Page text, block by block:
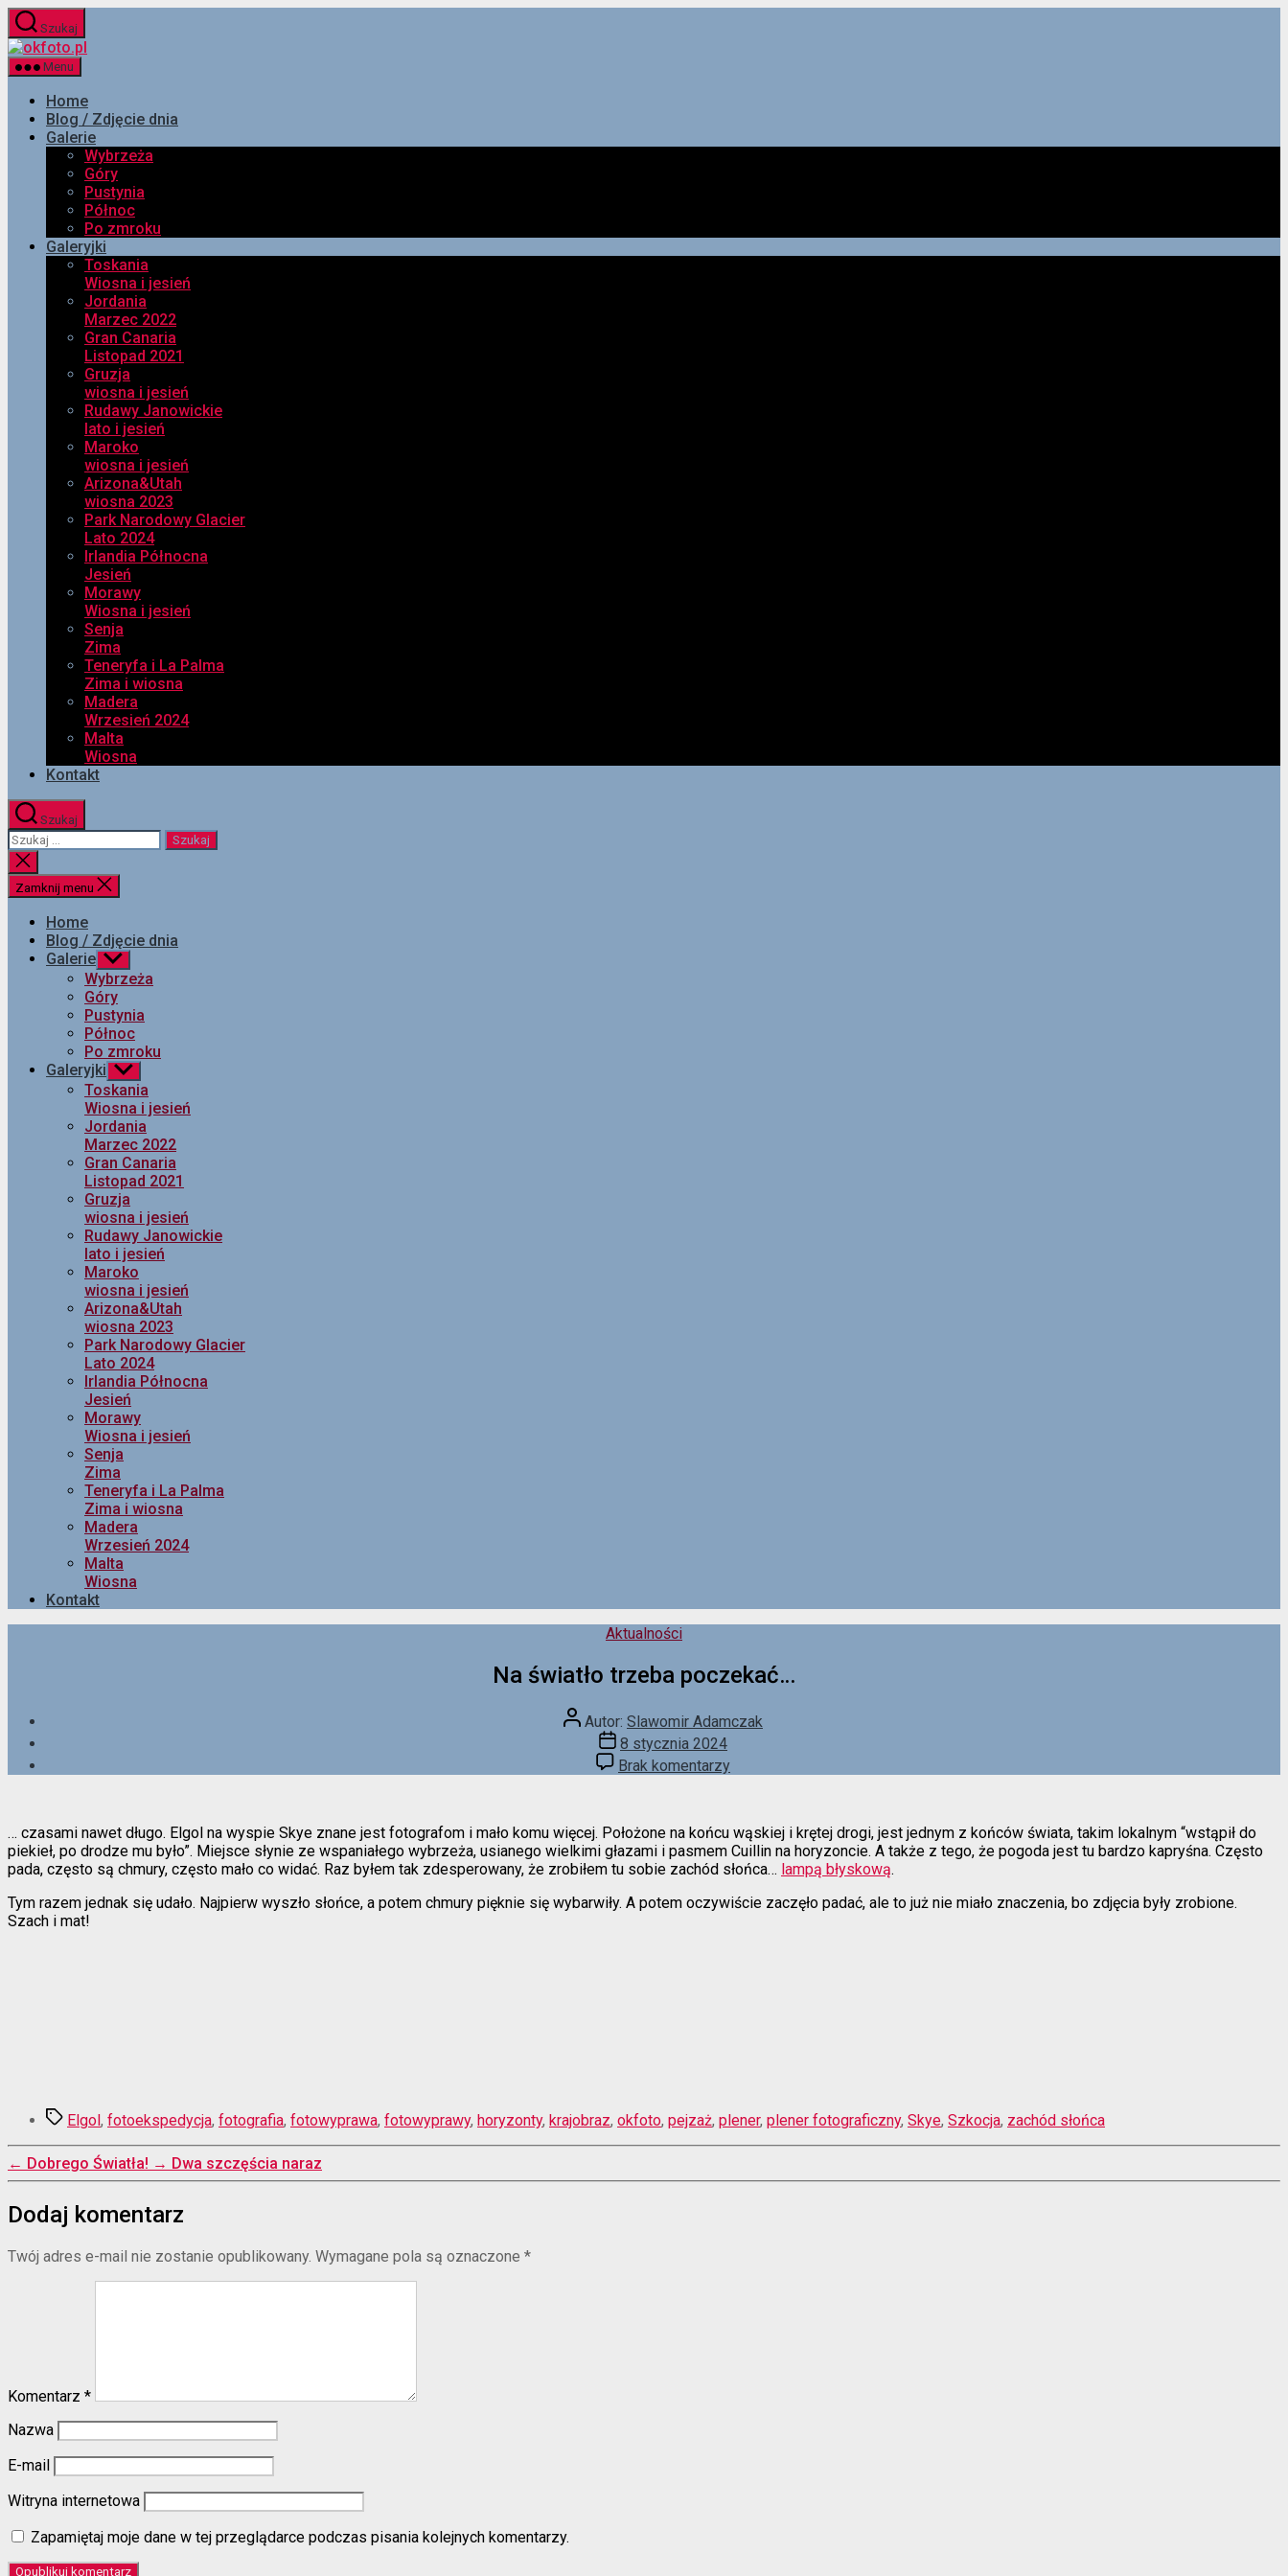
Przejdź
do
treści
Szukaj
Menu
Home
Blog / Zdjęcie dnia
Galerie
Wybrzeża
Góry
Pustynia
Północ
Po zmroku
Galeryjki
Toskania
Wiosna i jesień
Jordania
Marzec 2022
Gran Canaria
Listopad 2021
Gruzja
wiosna i jesień
Rudawy Janowickie
lato i jesień
Maroko
wiosna i jesień
Arizona&Utah
wiosna 2023
Park Narodowy Glacier
Lato 2024
Irlandia Północna
Jesień
Morawy
Wiosna i jesień
Senja
Zima
Teneryfa i La Palma
Zima i wiosna
Madera
Wrzesień 2024
Malta
Wiosna
Kontakt
Szukaj
Szukaj:
Zamknij
wyszukiwanie
Zamknij menu
Home
Blog / Zdjęcie dnia
Galerie Pokaż
podmenu
Wybrzeża
Góry
Pustynia
Północ
Po zmroku
Galeryjki Pokaż
podmenu
Toskania
Wiosna i jesień
Jordania
Marzec 2022
Gran Canaria
Listopad 2021
Gruzja
wiosna i jesień
Rudawy Janowickie
lato i jesień
Maroko
wiosna i jesień
Arizona&Utah
wiosna 2023
Park Narodowy Glacier
Lato 2024
Irlandia Północna
Jesień
Morawy
Wiosna i jesień
Senja
Zima
Teneryfa i La Palma
Zima i wiosna
Madera
Wrzesień 2024
Malta
Wiosna
Kontakt
Kategorie
Aktualności
Na światło trzeba poczekać…
Autor
wpisu
Autor: Slawomir Adamczak
Data
wpisu
8 stycznia 2024
Brak komentarzydo
Na
poczekać…
… czasami nawet długo. Elgol na wyspie Skye znane jest fotografom i mało komu więcej. Położone na końcu wąskiej i krętej drogi, jest jednym z końców świata, takim lokalnym “wstąpił do
piekieł, po drodze mu było”. Miejsce słynie ze wspaniałego wybrzeża, usianego wielkimi głazami i pasmem Cuillin na horyzoncie. A także z tego, że pogoda jest tu bardzo kapryśna. Często
pada, często są chmury, często mało co widać. Raz byłem tak zdesperowany, że zrobiłem tu sobie zachód słońca… lampą błyskową.
Tym razem jednak się udało. Najpierw wyszło słońce, a potem chmury pięknie się wybarwiły. A potem oczywiście zaczęło padać, ale to już nie miało znaczenia, bo zdjęcia były zrobione.
Szach i mat!
TagiElgol, fotoekspedycja, fotografia, fotowyprawa, fotowyprawy, horyzonty, krajobraz, okfoto, pejzaż, plener, plener fotograficzny, Skye, Szkocja, zachód słońca
← Dobrego Światła! → Dwa szczęścia naraz
Dodaj komentarz
Twój adres e-mail nie zostanie opublikowany. Wymagane pola są oznaczone *
Komentarz *
Nazwa
E-mail
Witryna internetowa
Zapamiętaj moje dane w tej przeglądarce podczas pisania kolejnych komentarzy.